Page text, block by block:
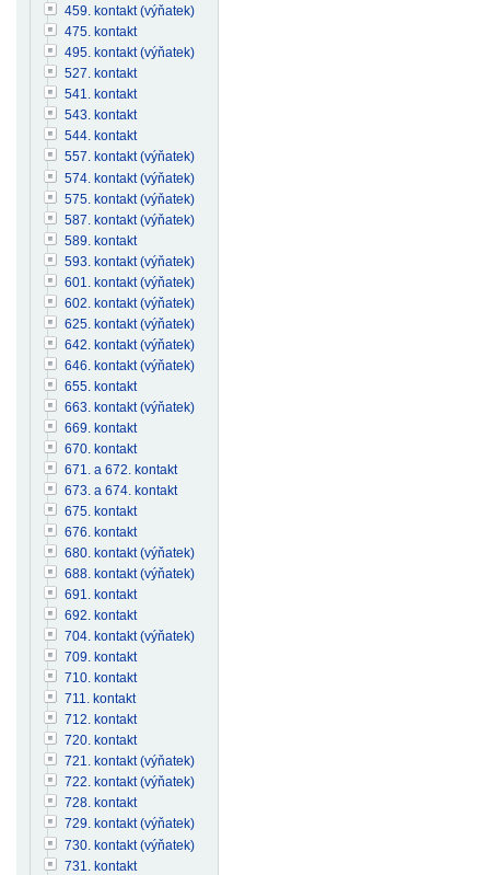
459. kontakt (výňatek)
475. kontakt
495. kontakt (výňatek)
527. kontakt
541. kontakt
543. kontakt
544. kontakt
557. kontakt (výňatek)
574. kontakt (výňatek)
575. kontakt (výňatek)
587. kontakt (výňatek)
589. kontakt
593. kontakt (výňatek)
601. kontakt (výňatek)
602. kontakt (výňatek)
625. kontakt (výňatek)
642. kontakt (výňatek)
646. kontakt (výňatek)
655. kontakt
663. kontakt (výňatek)
669. kontakt
670. kontakt
671. a 672. kontakt
673. a 674. kontakt
675. kontakt
676. kontakt
680. kontakt (výňatek)
688. kontakt (výňatek)
691. kontakt
692. kontakt
704. kontakt (výňatek)
709. kontakt
710. kontakt
711. kontakt
712. kontakt
720. kontakt
721. kontakt (výňatek)
722. kontakt (výňatek)
728. kontakt
729. kontakt (výňatek)
730. kontakt (výňatek)
731. kontakt